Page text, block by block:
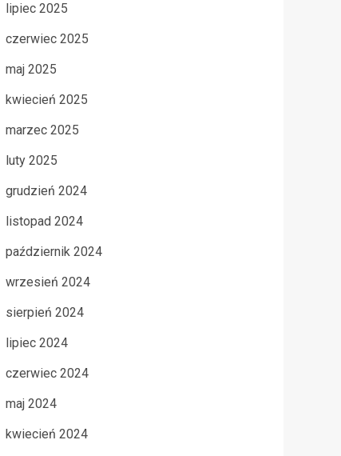
lipiec 2025
czerwiec 2025
maj 2025
kwiecień 2025
marzec 2025
luty 2025
grudzień 2024
listopad 2024
październik 2024
wrzesień 2024
sierpień 2024
lipiec 2024
czerwiec 2024
maj 2024
kwiecień 2024